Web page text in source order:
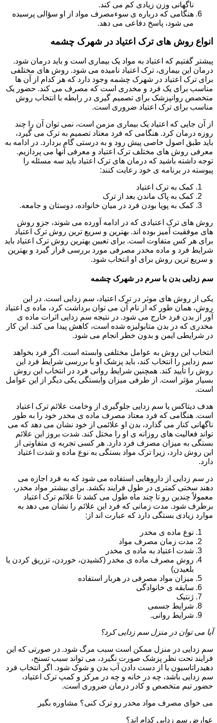
ناگهانی وزن زیادی کم می کند.
هنگامی که درباره ی سوءمصرف مواد از او سؤالی پرسیده
می شود، پاسخ دفاعی می دهد.
انواع روش های ترک اعتیاد در شهرک چشمه
پیشتر گفتیم که اعتیاد به مواد یک بیماری است و باید درمان شود.
درمان این بیماری، ترک اعتیاد نامیده می شود. روش های مختلفی
برای ترک اعتیاد در شهرک چشمه وجود دارد که هر کدام از آن ها
مناسب برای یک فرد و مخدری است که مصرف می کند. حضور یک
متخصص روانپزشک برای تصمیم گیری در رابطه با انتخاب روش
مناسب برای ترک اعتیاد ضروری است.
از آن جایی که اعتیاد یک بیماری مزمن است، نمی توان آن را چند
روزه درمان کرد. هنگامی که فرد معتاد تصمیم به ترک می گیرد،
باید طبق اصول خاصی پیش رود و به درستی گام بردارد. در ادامه به
معرفی روش های مختلف ترک اعتیاد و معرفی آنها می پردازیم.
توجه داشته باشید که درمان های ترک اعتیاد باید سه مسئله را
پیوسته در برنامه ی خود رعایت کنند:
کمک به ترک اعتیاد
کمک به پاک ماندن بعد از ترک
کمک به پویا بودن فرد در میان خانواده، دوستان و جامعه.
روش های ترک اعتیادی که در ادامه آورده می شوند، جزو روش
های موفقیت آمیز بوده اند. بهترین و سریع ترین روش ترک اعتیاد
برای هر کس متفاوت است. برای تعیین بهترین روش ترک اعتیاد باید
شرایط فرد و ماده مخدر مصرفی مورد بررسی قرار گیرد و بهترین
و سریع ترین روش برای او انتخاب شود.
سم زدایی بدن با سرم در شهرک چشمه
یکی از روش های موثر در ترک اعتیاد، سم زدایی است. در این
روش، همان طور که از نام آن می توان برداشت کرد، ماده ی اعتیاد
آور از بدن فرد خارج می شود. در نتیجه سم زدایی اثرات ماده ی
مخدری که در بدن متابولیزه شده است، کاهش پیدا می کند. این کار
در شرایطی ایمن و بدون خطر انجام می شود.
انتخاب این روش به عوامل مختلفی وابسته است. اگر فرد بخواهد
سم زدایی را انتخاب کند، باید پزشک او با بررسی شرایط فرد این
روش را تأیید کند. همچنین شرایط روانی فرد در انتخاب این روش
بسیار مؤثر است. از طرفی میزان وابستگی یکی دیگر از این عوامل
است.
هدف دیتاکس یا سم زدایی جلوگیری از وخامت علائم ترک اعتیاد
است. هنگامی که فرد معتاد مصرف ماده ی مخدر خود را به طور
ناگهانی کنار می گذارد، بدن او علائمی از خود نشان می دهد که می
تواند فعالیت های روزانه ی او را مختل کند. شدت بروز این علائم
بستگی به میزان مصرف فرد دارد. هر کسی تجربه ی متفاوتی از
این روش دارد، زیرا ترک مواد بستگی به نوع ماده و شدت اعتیاد
دارد.
در سم زدایی از داروهایی استفاده می شود که به فرد اجازه می
دهند سختی کمتری در طول فرایند بکشد. برای بیشتر مواد مخدر،
معمولاً چندین رو تا چند ماه طول می کشد تا علائم ترک اعتیاد
برطرف شود. مدت زمانی که فرد این علائم را نشان می دهد به
موارد زیادی بستگی دارد که عبارت اند از:
نوع ماده ی مخدر
مدت زمان مصرف مواد
شدت اعتیاد به ماده ی مخدر
روش مصرف ماده ی مخدر (کشیدن، خوردن، تزریق کردن یا
بلعیدن)
میزان مواد مصرفی در هربار استفاده
سابقه ی خانوادگی
ژنتیک
شرایط جسمی
شرایط روانی.
آیا می توان در منزل سم زدایی کرد؟
سم زدایی در منزل ممکن است سبب مرگ شود. در صورتی که این
فرایند تحت نظر پزشک صورت نگیرد، می تواند سبب تسنج،
دهیدراتاسیون یا از دست دادن آب بدن و شوک شود. اگر انتخاب فرد
سم زدایی باشد، چه در خانه و چه در مرکز و کمپ ترک اعتیاد،
حضور تیم متخصص و کادر درمان ضروری است.
می خوای مصرف مواد مخدر رو ترک کنی؟ مشاوره بگیر
عوارض سم زدایی کدام اند؟